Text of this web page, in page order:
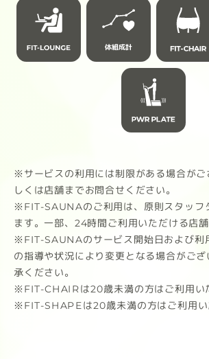
チョコレート（ナッツ風味）
芳醇なカカオと香ばしいナッツ
な満足感。
と華やかな香り。
甘すぎず後味スッキリ。心を整
ち着いた風味。
1袋900g / タンパク質21g（
ダマになりにくく、ストレスフ
飲み心地をぜひ体感してくだ
※サービスの利用には制限がある場合がご
しくは店舗までお問合せください。
※FIT-SAUNAのご利用は、原則スタッフ
ます。一部、24時間ご利用いただける店舗
※FIT-SAUNAのサービス開始日および利
の指導や状況により変更となる場合がご
承ください。
※FIT-CHAIRは20歳未満の方はご利用い
※FIT-SHAPEは20歳未満の方はご利用い